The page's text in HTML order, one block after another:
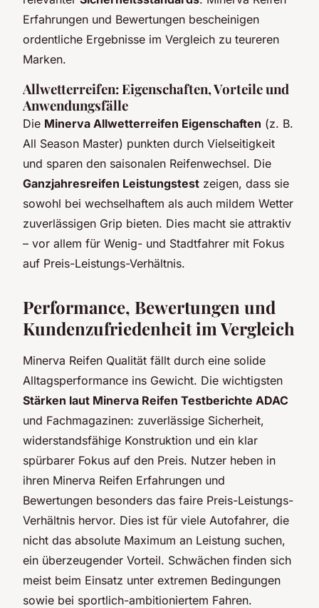
Erfahrungen und Bewertungen bescheinigen
ordentliche Ergebnisse im Vergleich zu teureren
Marken.
Allwetterreifen: Eigenschaften, Vorteile und
Anwendungsfälle
Die Minerva Allwetterreifen Eigenschaften (z. B.
All Season Master) punkten durch Vielseitigkeit
und sparen den saisonalen Reifenwechsel. Die
Ganzjahresreifen Leistungstest zeigen, dass sie
sowohl bei wechselhaftem als auch mildem Wetter
zuverlässigen Grip bieten. Dies macht sie attraktiv
– vor allem für Wenig- und Stadtfahrer mit Fokus
auf Preis-Leistungs-Verhältnis.
Performance, Bewertungen und
Kundenzufriedenheit im Vergleich
Minerva Reifen Qualität fällt durch eine solide
Alltagsperformance ins Gewicht. Die wichtigsten
Stärken laut Minerva Reifen Testberichte ADAC
und Fachmagazinen: zuverlässige Sicherheit,
widerstandsfähige Konstruktion und ein klar
spürbarer Fokus auf den Preis. Nutzer heben in
ihren Minerva Reifen Erfahrungen und
Bewertungen besonders das faire Preis-Leistungs-
Verhältnis hervor. Dies ist für viele Autofahrer, die
nicht das absolute Maximum an Leistung suchen,
ein überzeugender Vorteil. Schwächen finden sich
meist beim Einsatz unter extremen Bedingungen
sowie bei sportlich-ambitioniertem Fahren.